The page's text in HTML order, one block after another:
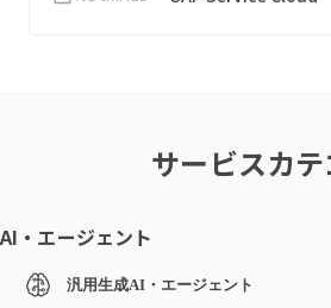
サービスカテ
AI・エージェント
汎用生成AI・エージェント